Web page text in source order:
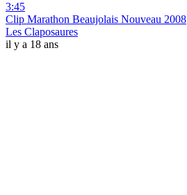
3:45
Clip Marathon Beaujolais Nouveau 2008
Les Claposaures
il y a 18 ans